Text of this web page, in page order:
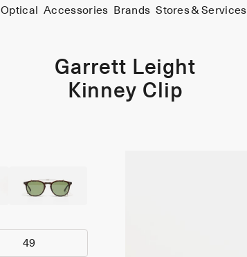
Optical Accessories Brands Stores & Services
Garrett Leight
Kinney Clip
49